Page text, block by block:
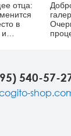
отца:
в
540-57-